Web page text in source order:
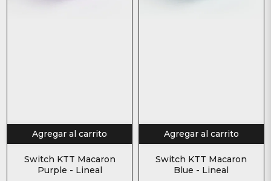
Agregar al carrito
Switch KTT Macaron
Purple - Lineal
Agregar al carrito
Switch KTT Macaron
Blue - Lineal